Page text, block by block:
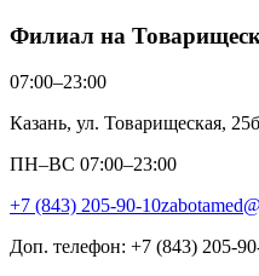
Филиал на
07:00–23:00
Казань, ул. Товарищеская, 25б
ПН–ВС 07:00–23:00
+7 (843) 205-90-10
Доп. телефон: +7 (843) 205-